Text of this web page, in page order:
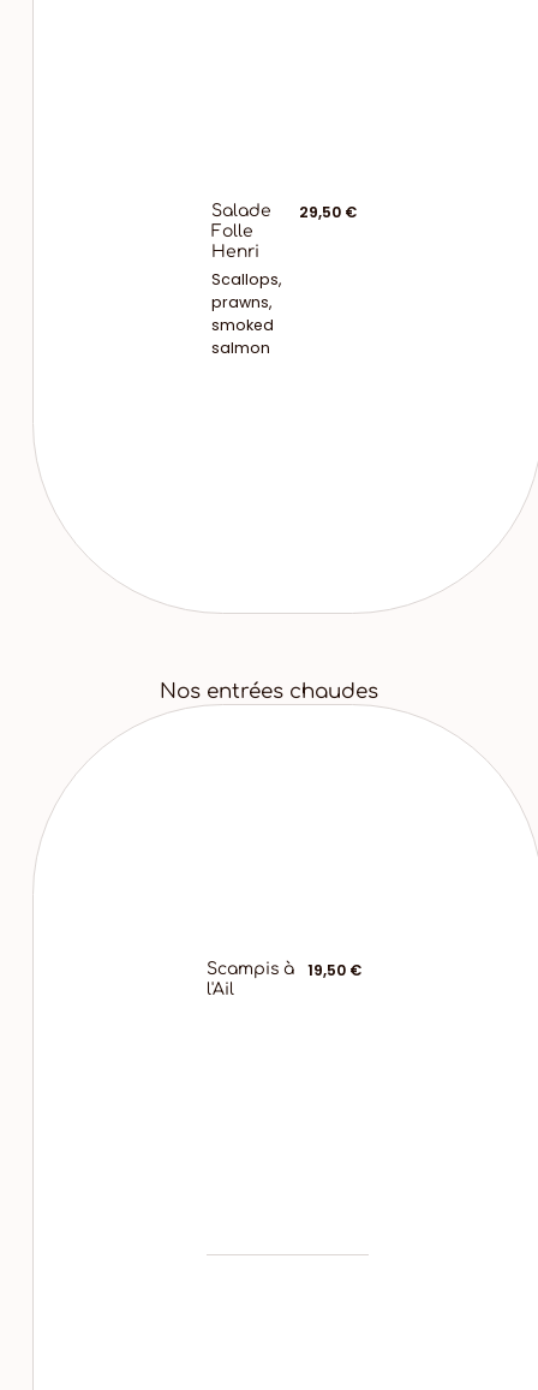
Salade
Folle
Henri
Scallops,
prawns,
smoked
salmon
29,50 €
Nos entrées chaudes
Scampis à
l'Ail
19,50 €